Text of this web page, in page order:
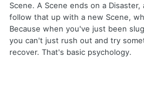
Scene. A Scene ends on a
follow that up with a new Scene,
Because when you've just been
you can't just rush out and try
recover. That's basic psychology.